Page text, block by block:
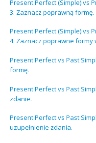
Present Perfect (Simple) vs
3. Zaznacz poprawną formę.
Present Perfect (Simple) vs
4. Zaznacz poprawne formy
Present Perfect vs Past
formę.
Present Perfect vs Past
zdanie.
Present Perfect vs Past
uzupełnienie zdania.